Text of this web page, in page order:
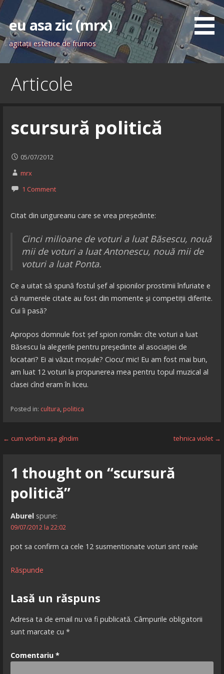
Skip
content
eu asa zic (mrx)
agitaţii estetice de frumos
Articole
scursură politică
05/07/2012
mrx
1 Comment
Citat din ungureanu care se vrea președinte:
Cinci milioane de voturi a luat Băsescu, nouă
mii de voturi a luat Antonescu, nouă mii de
voturi a luat Ponta.
Ce a uitat să spună fostul șef al spionilor prostimii înfuriate e
că numerele citate au fost din momente și competiții diferite.
Cui îi pasă?
Apropos domnule fost șef spion român: cîte voturi a luat
Băsescu la alegerile pentru președinte al asociației de
locatari? Ei ai văzut moșule? Ciocu’ mic! Eu am fost mai bun,
am luat 12 voturi la propunerea mea pentru topul muzical al
clasei cînd eram în liceu.
Posted in: cultura, politica
Navigare
articole
← cum vorbim așa gîndim tehnica violet →
1 thought on “scursură
politică”
Aburel spune:
09/07/2012 la 22:02
pot sa confirm ca cele 12 susmentionate voturi sint reale
Răspunde
Lasă un răspuns
Adresa ta de email nu va fi publicată. Câmpurile obligatorii
sunt marcate cu *
Comentariu *